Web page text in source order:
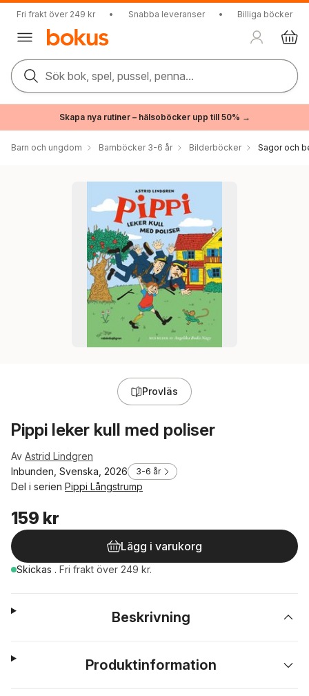
Fri frakt över 249 kr • Snabba leveranser • Billiga böcker
Sök bok, spel, pussel, penna...
Skapa nya rutiner – hälsoböcker upp till 50% →
Barn och ungdom Barnböcker 3-6 år Bilderböcker Sagor och
Provläs
Pippi leker kull med poliser
Av Astrid Lindgren
Inbunden, Svenska, 2026
3-6 år
Del i serien Pippi Långstrump
159 kr
Lägg i varukorg
Skickas . Fri frakt över 249 kr.
Beskrivning
Produktinformation